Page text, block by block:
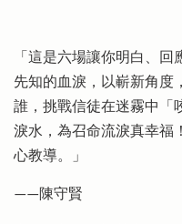
「這是六場讓你明白、
先知的血淚，以嶄新角度
誰，挑戰信徒在迷霧中「
淚水，為召命流淚真幸福
心教導。」
——陳守賢